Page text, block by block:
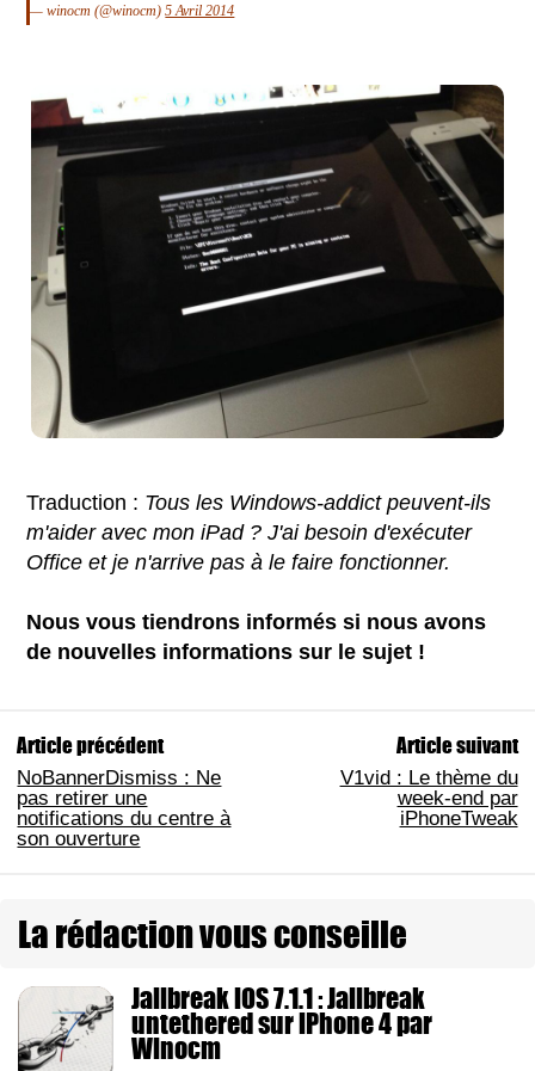
— winocm (@winocm)5 Avril 2014
Traduction : Tous les Windows-addict peuvent-ils
m'aider avec mon iPad ? J'ai besoin d'exécuter
Office et je n'arrive pas à le faire fonctionner.
Nous vous tiendrons informés si nous avons
de nouvelles informations sur le sujet !
Article précédent
NoBannerDismiss : Ne
pas retirer une
notifications du centre à
son ouverture
Article suivant
V1vid : Le thème du
week-end par
iPhoneTweak
La rédaction vous conseille
Jailbreak iOS 7.1.1 : Jailbreak
untethered sur iPhone 4 par
Winocm